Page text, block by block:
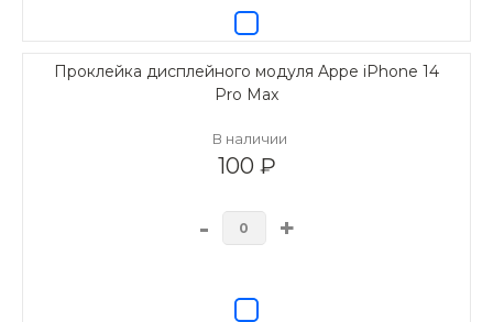
Проклейка дисплейного модуля Appe iPhone 14
Pro Max
В наличии
100 ₽
- +